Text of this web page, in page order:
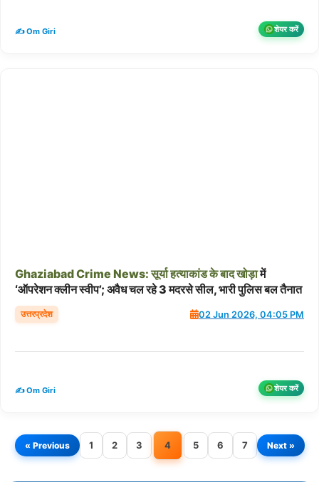
✍️ Om Giri शेयर करें
GhaziabadCrime News: सूर्याहत्याकांडकेबादखोड़ामें
‘ऑपरेशन क्लीन स्वीप’; अवैध चल रहे 3 मदरसे सील, भारी पुलिस बल तैनात
उत्तरप्रदेश 02 Jun 2026, 04:05 PM
✍️ Om Giri शेयर करें
« Previous 1 2 3 4 5 6 7 Next »